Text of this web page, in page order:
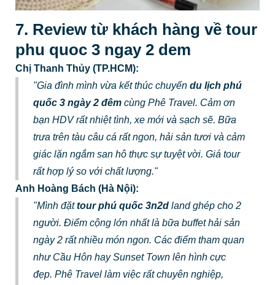
7. Review từ khách hàng về tour
phu quoc 3 ngay 2 dem
Chị Thanh Thủy (TP.HCM):
"Gia đình mình vừa kết thúc chuyến du lịch phú
quốc 3 ngày 2 đêmcùng Phê Travel. Cảm ơn
bạn HDV rất nhiệt tình, xe mới và sạch sẽ. Bữa
trưa trên tàu câu cá rất ngon, hải sản tươi và cảm
giác lặn ngắm san hô thực sự tuyệt vời. Giá tour
rất hợp lý so với chất lượng."
Anh Hoàng Bách (Hà Nội):
"Mình đặttour phú quốc 3n2dland ghép cho 2
người. Điểm cộng lớn nhất là bữa buffet hải sản
ngày 2 rất nhiều món ngon. Các điểm tham quan
như Cầu Hôn hay Sunset Town lên hình cực
đẹp. Phê Travel làm việc rất chuyên nghiệp,